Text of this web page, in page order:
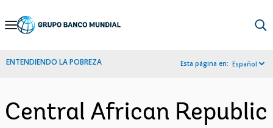
Skip
Navigation
ENTENDIENDO LA POBREZA Esta página en: Español
Central African Republic